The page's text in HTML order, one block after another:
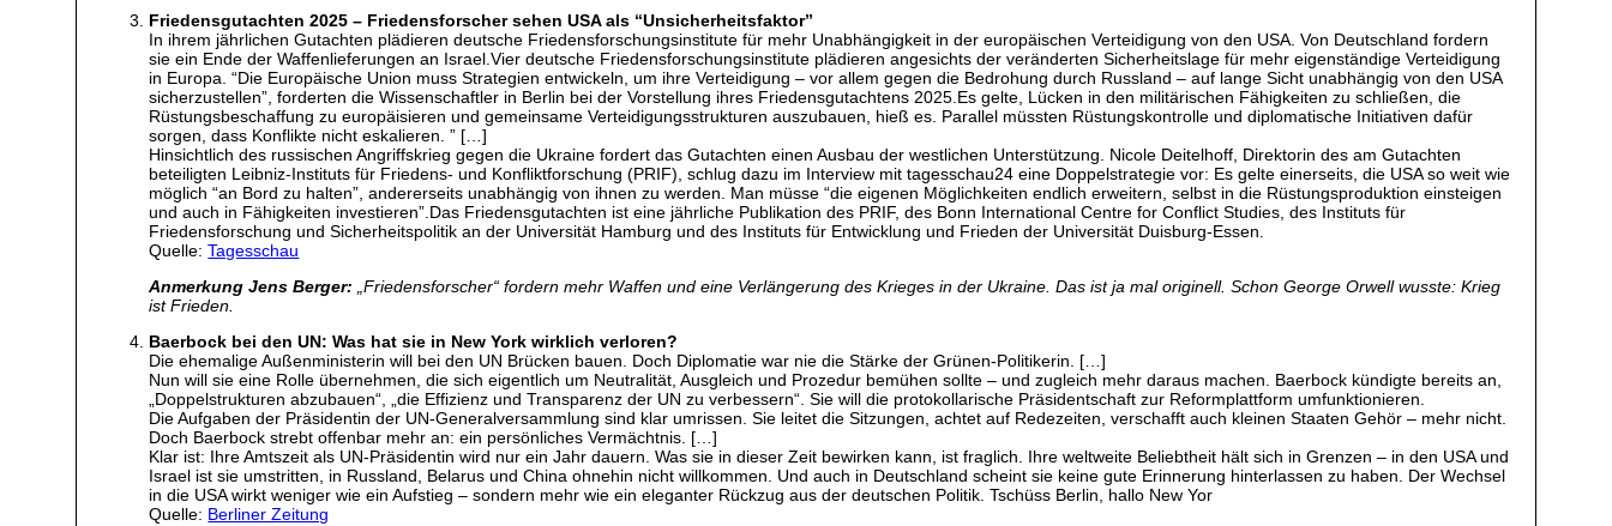
Friedensgutachten 2025 – Friedensforscher sehen USA als “Unsicherheitsfaktor”
In ihrem jährlichen Gutachten plädieren deutsche Friedensforschungsinstitute für mehr Unabhängigkeit in der europäischen Verteidigung von den USA. Von Deutschland fordern
sie ein Ende der Waffenlieferungen an Israel.Vier deutsche Friedensforschungsinstitute plädieren angesichts der veränderten Sicherheitslage für mehr eigenständige Verteidigung
in Europa. “Die Europäische Union muss Strategien entwickeln, um ihre Verteidigung – vor allem gegen die Bedrohung durch Russland – auf lange Sicht unabhängig von den USA
sicherzustellen”, forderten die Wissenschaftler in Berlin bei der Vorstellung ihres Friedensgutachtens 2025.Es gelte, Lücken in den militärischen Fähigkeiten zu schließen, die
Rüstungsbeschaffung zu europäisieren und gemeinsame Verteidigungsstrukturen auszubauen, hieß es. Parallel müssten Rüstungskontrolle und diplomatische Initiativen dafür
sorgen, dass Konflikte nicht eskalieren. ” […]
Hinsichtlich des russischen Angriffskrieg gegen die Ukraine fordert das Gutachten einen Ausbau der westlichen Unterstützung. Nicole Deitelhoff, Direktorin des am Gutachten
beteiligten Leibniz-Instituts für Friedens- und Konfliktforschung (PRIF), schlug dazu im Interview mit tagesschau24 eine Doppelstrategie vor: Es gelte einerseits, die USA so weit wie
möglich “an Bord zu halten”, andererseits unabhängig von ihnen zu werden. Man müsse “die eigenen Möglichkeiten endlich erweitern, selbst in die Rüstungsproduktion einsteigen
und auch in Fähigkeiten investieren”.Das Friedensgutachten ist eine jährliche Publikation des PRIF, des Bonn International Centre for Conflict Studies, des Instituts für
Friedensforschung und Sicherheitspolitik an der Universität Hamburg und des Instituts für Entwicklung und Frieden der Universität Duisburg-Essen.
Quelle:Tagesschau
Anmerkung Jens Berger: „Friedensforscher“ fordern mehr Waffen und eine Verlängerung des Krieges in der Ukraine. Das ist ja mal originell. Schon George Orwell wusste: Krieg
ist Frieden.
Baerbock bei den UN: Was hat sie in New York wirklich verloren?
Die ehemalige Außenministerin will bei den UN Brücken bauen. Doch Diplomatie war nie die Stärke der Grünen-Politikerin. […]
Nun will sie eine Rolle übernehmen, die sich eigentlich um Neutralität, Ausgleich und Prozedur bemühen sollte – und zugleich mehr daraus machen. Baerbock kündigte bereits an,
„Doppelstrukturen abzubauen“, „die Effizienz und Transparenz der UN zu verbessern“. Sie will die protokollarische Präsidentschaft zur Reformplattform umfunktionieren.
Die Aufgaben der Präsidentin der UN-Generalversammlung sind klar umrissen. Sie leitet die Sitzungen, achtet auf Redezeiten, verschafft auch kleinen Staaten Gehör – mehr nicht.
Doch Baerbock strebt offenbar mehr an: ein persönliches Vermächtnis. […]
Klar ist: Ihre Amtszeit als UN-Präsidentin wird nur ein Jahr dauern. Was sie in dieser Zeit bewirken kann, ist fraglich. Ihre weltweite Beliebtheit hält sich in Grenzen – in den USA und
Israel ist sie umstritten, in Russland, Belarus und China ohnehin nicht willkommen. Und auch in Deutschland scheint sie keine gute Erinnerung hinterlassen zu haben. Der Wechsel
in die USA wirkt weniger wie ein Aufstieg – sondern mehr wie ein eleganter Rückzug aus der deutschen Politik. Tschüss Berlin, hallo New Yor
Quelle: Berliner Zeitung